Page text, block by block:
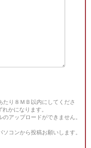
り８ＭＢ以内にしてくださ
かになります。
アップロードができません。
コンから投稿お願いします。